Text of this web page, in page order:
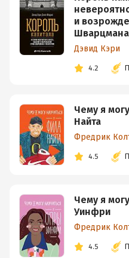
и
Дэвид Кэри
4.2
Чему я
Найта
Фредрик
4.5
Чему я
Уинфри
Фредрик
4.5